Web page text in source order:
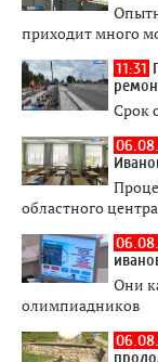
приходит много
11:31
Срок
областного
Они
олимпиадников